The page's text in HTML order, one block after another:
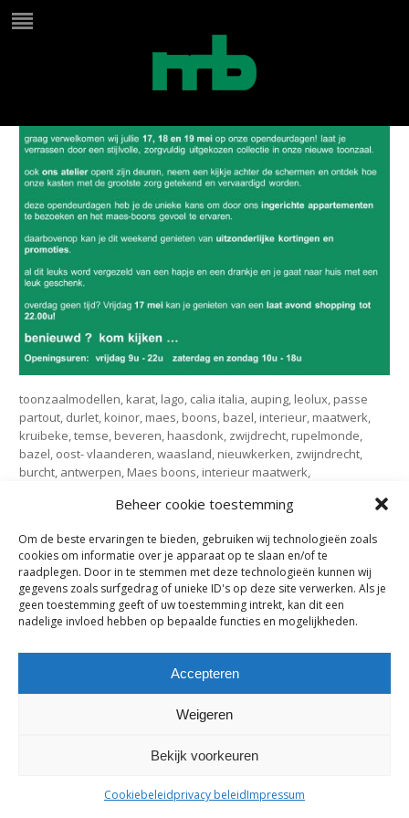
Beheer cookie toestemming
Om de beste ervaringen te bieden, gebruiken wij technologieën zoals
cookies om informatie over je apparaat op te slaan en/of te
raadplegen. Door in te stemmen met deze technologieën kunnen wij
gegevens zoals surfgedrag of unieke ID's op deze site verwerken. Als je
geen toestemming geeft of uw toestemming intrekt, kan dit een
nadelige invloed hebben op bepaalde functies en mogelijkheden.
Accepteren
Weigeren
Bekijk voorkeuren
Cookiebeleidprivacy beleidImpressum
opendeur website
toonzaalmodellen, karat, lago, calia italia, auping, leolux, passe
partout, durlet, koinor, maes, boons, bazel, interieur, maatwerk,
kruibeke, temse, beveren, haasdonk, zwijdrecht, rupelmonde,
bazel, oost- vlaanderen, waasland, nieuwkerken, zwijndrecht,
burcht, antwerpen, Maes boons, interieur maatwerk,
maes-boons nv | interieur - meubelen - maatwerk | bazelstraat 61
- 9150 Kruibeke | tel. +32 03 774 10 60